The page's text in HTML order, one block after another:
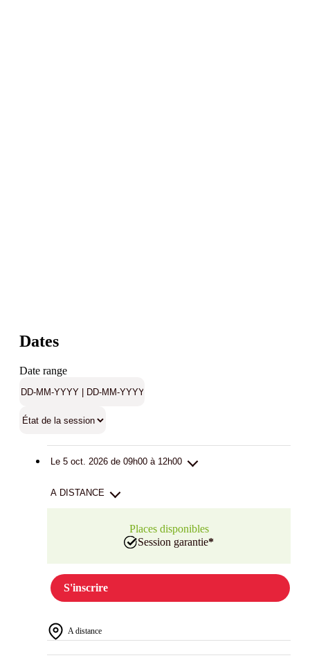
Dates
Date range
Le 5 oct. 2026 de 09h00 à 12h00
A DISTANCE
Places disponibles
Session garantie*
S'inscrire
A distance